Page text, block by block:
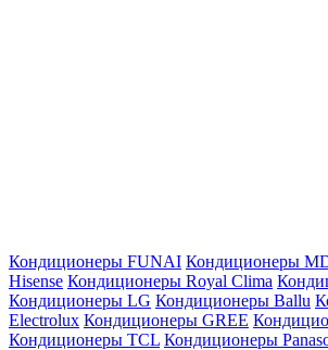
Кондиционеры FUNAI Кондиционеры
Hisense Кондиционеры Royal Clima
Кондиционеры LG Кондиционеры Ballu
Electrolux Кондиционеры GREE
Кондиционеры TCL Кондиционеры